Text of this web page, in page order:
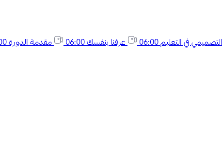
في التعليم06:00 عرفنا بنفسك06:00 مقدمة الدورة